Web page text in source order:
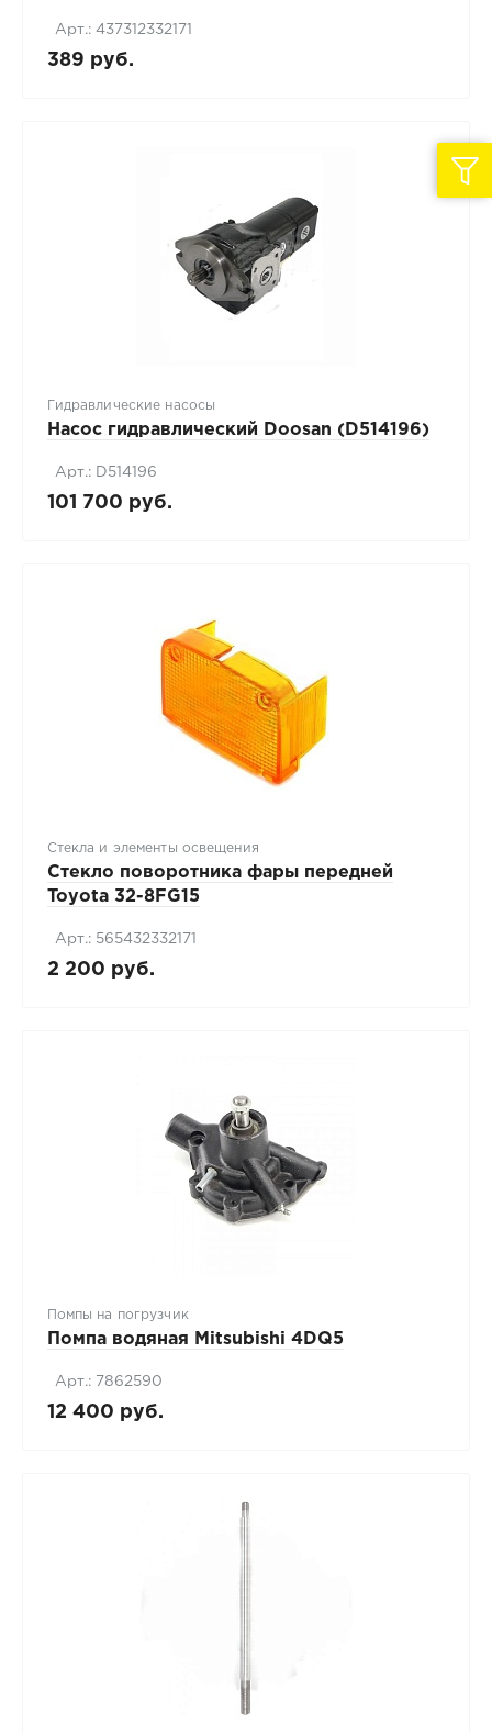
Арт.: 437312332171
389 руб.
Гидравлические насосы
Насос гидравлический Doosan (D514196)
Арт.: D514196
101 700 руб.
Стекла и элементы освещения
Стекло поворотника фары передней
Toyota 32-8FG15
Арт.: 565432332171
2 200 руб.
Помпы на погрузчик
Помпа водяная Mitsubishi 4DQ5
Арт.: 7862590
12 400 руб.